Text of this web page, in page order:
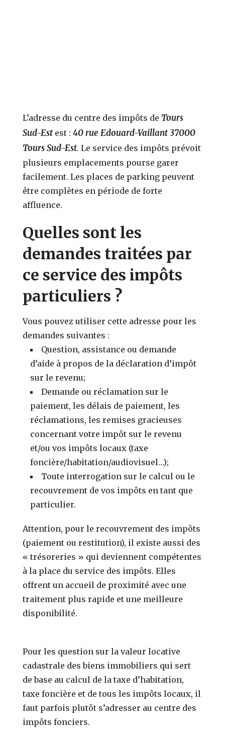
L’adresse du centre des impôts de Tours
Sud-Est est :40 rue Edouard-Vaillant 37000
Tours Sud-Est. Le service des impôts prévoit
plusieurs emplacements pourse garer
facilement. Les places de parking peuvent
être complètes en période de forte
affluence.
Quelles sont les
demandes traitées par
ce service des impôts
particuliers ?
Vous pouvez utiliser cette adresse pour les
demandes suivantes :
Question, assistance ou demande
d’aide à propos de la déclaration d’impôt
sur le revenu;
Demande ou réclamation sur le
paiement, les délais de paiement, les
réclamations, les remises gracieuses
concernant votre impôt sur le revenu
et/ou vos impôts locaux (taxe
foncière/habitation/audiovisuel…);
Toute interrogation sur le calcul ou le
recouvrement de vos impôts en tant que
particulier.
Attention, pour le recouvrement des impôts
(paiement ou restitution), il existe aussi des
« trésoreries » qui deviennent compétentes
à la place du service des impôts. Elles
offrent un accueil de proximité avec une
traitement plus rapide et une meilleure
disponibilité.
Pour les question sur la valeur locative
cadastrale des biens immobiliers qui sert
de base au calcul de la taxe d’habitation,
taxe foncière et de tous les impôts locaux, il
faut parfois plutôt s’adresser au centre des
impôts fonciers.